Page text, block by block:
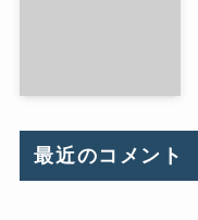
最近のコメント